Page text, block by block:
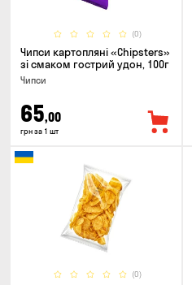
(0)
Чипси картопляні «Chipsters»
зі смаком гострий удон, 100г
Чипси
65,00
грн за 1 шт
(0)